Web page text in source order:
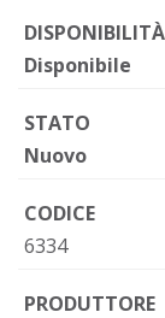
DISPONIBILITÀ
Disponibile
STATO
Nuovo
CODICE
6334
PRODUTTORE